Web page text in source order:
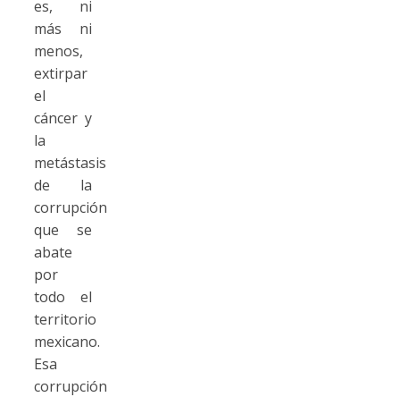
es, ni
más ni
menos,
extirpar
el
cáncer y
la
metástasis
de la
corrupción
que se
abate
por
todo el
territorio
mexicano.
Esa
corrupción